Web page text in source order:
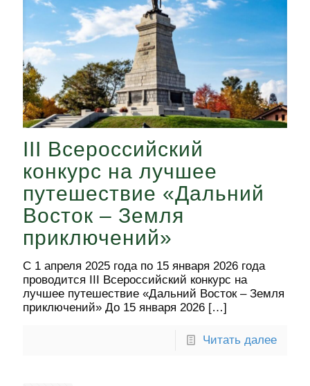
III Всероссийский
конкурс на лучшее
путешествие «Дальний
Восток – Земля
приключений»
С 1 апреля 2025 года по 15 января 2026 года
проводится III Всероссийский конкурс на
лучшее путешествие «Дальний Восток – Земля
приключений» До 15 января 2026 […]
Читать далее